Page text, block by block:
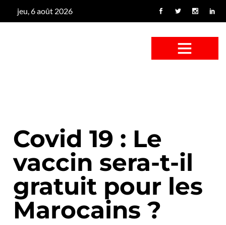
jeu, 6 août 2026
Covid 19 : Le
vaccin sera-t-il
gratuit pour les
Marocains ?